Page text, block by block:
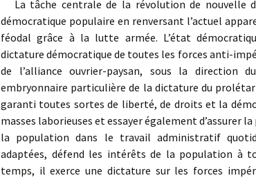
La tâche centrale de la révolution de nouvelle
démocratique populaire en renversant l’actuel
féodal grâce à la lutte armée. L’état
dictature démocratique de toutes les forces anti-
de l’alliance ouvrier-paysan, sous la
embryonnaire particulière de la dictature du
garanti toutes sortes de liberté, de droits et la
masses laborieuses et essayer également d’assurer
la population dans le travail administratif
adaptées, défend les intérêts de la population à
temps, il exerce une dictature sur les forces